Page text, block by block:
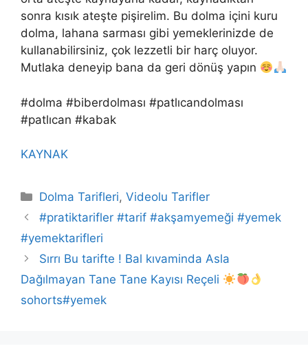
sonra kısık ateşte pişirelim. Bu dolma içini kuru
dolma, lahana sarması gibi yemeklerinizde de
kullanabilirsiniz, çok lezzetli bir harç oluyor.
Mutlaka deneyip bana da geri dönüş yapın
#dolma #biberdolması #patlıcandolması
#patlıcan #kabak
KAYNAK
Kategoriler
Dolma Tarifleri,Videolu Tarifler
#pratiktarifler #tarif #akşamyemeği #yemek
#yemektarifleri
Sırrı Bu tarifte ! Bal kıvaminda Asla
Dağılmayan Tane Tane Kayısı Reçeli
sohorts#yemek